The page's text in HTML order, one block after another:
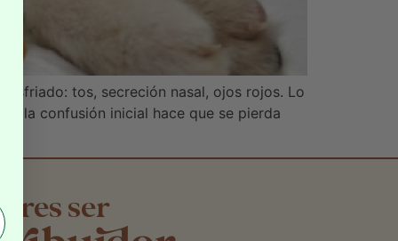
tos, secreción nasal, ojos rojos. Lo
la confusión inicial hace que se pierda
ser